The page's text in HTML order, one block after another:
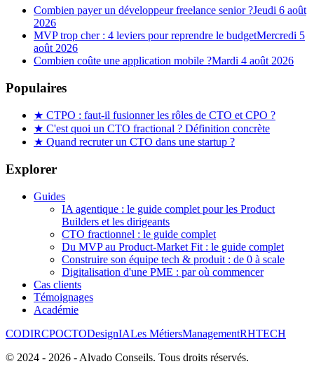
Combien payer un développeur freelance senior ?Jeudi 6 août
2026
MVP trop cher : 4 leviers pour reprendre le budgetMercredi 5
août 2026
Combien coûte une application mobile ?Mardi 4 août 2026
Populaires
★ CTPO : faut-il fusionner les rôles de CTO et CPO ?
★ C'est quoi un CTO fractional ? Définition concrète
★ Quand recruter un CTO dans une startup ?
Explorer
Guides
IA agentique : le guide complet pour les Product
Builders et les dirigeants
CTO fractionnel : le guide complet
Du MVP au Product-Market Fit : le guide complet
Construire son équipe tech & produit : de 0 à scale
Digitalisation d'une PME : par où commencer
Cas clients
Témoignages
Académie
CODIRCPOCTODesignIALes MétiersManagementRHTECH
© 2024 - 2026 - Alvado Conseils. Tous droits réservés.